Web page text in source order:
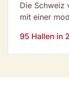
Die Schweiz
mit einer
Hallen und
das Magic
95 Hallen in